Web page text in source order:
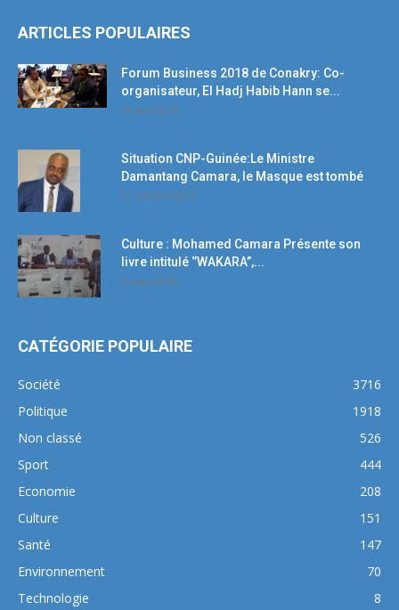
ARTICLES POPULAIRES
Forum Business 2018 de Conakry: Co-
organisateur, El Hadj Habib Hann se...
19 avril 2018
Situation CNP-Guinée:Le Ministre
Damantang Camara, le Masque est tombé
11 octobre 2017
Culture : Mohamed Camara Présente son
livre intitulé ‘’WAKARA’’,...
5 mars 2018
CATÉGORIE POPULAIRE
Société
3716
Politique
1918
Non classé
526
Sport
444
Economie
208
Culture
151
Santé
147
Environnement
70
Technologie
8